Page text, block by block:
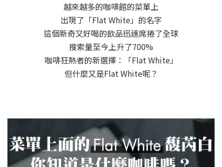
越來越多的咖啡館的菜單上
出現了「Flat White」的名字
這個新奇又好喝的飲品迅速席捲了全球
搜索量至今上升了700%
咖啡狂熱者的新選擇：「Flat White」
但什麼又是Flat White呢？